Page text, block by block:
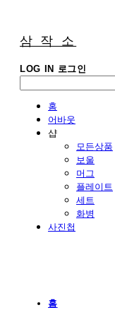
삼 작 소
LOG IN 로그인
홈
어바웃
샵
모든상품
보울
머그
플레이트
세트
화병
사진첩
홈